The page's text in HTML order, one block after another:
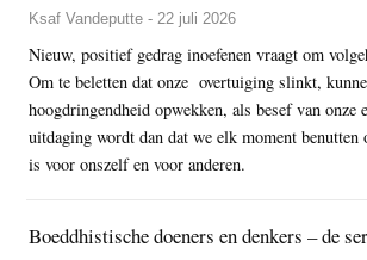
Ksaf Vandeputte - 22 juli 2026
Nieuw, positief gedrag inoefenen vraagt om
Om te beletten dat onze overtuiging slinkt,
hoogdringendheid opwekken, als besef van onze
uitdaging wordt dan dat we elk moment benutten
is voor onszelf en voor anderen.
Boeddhistische doeners en denkers – de